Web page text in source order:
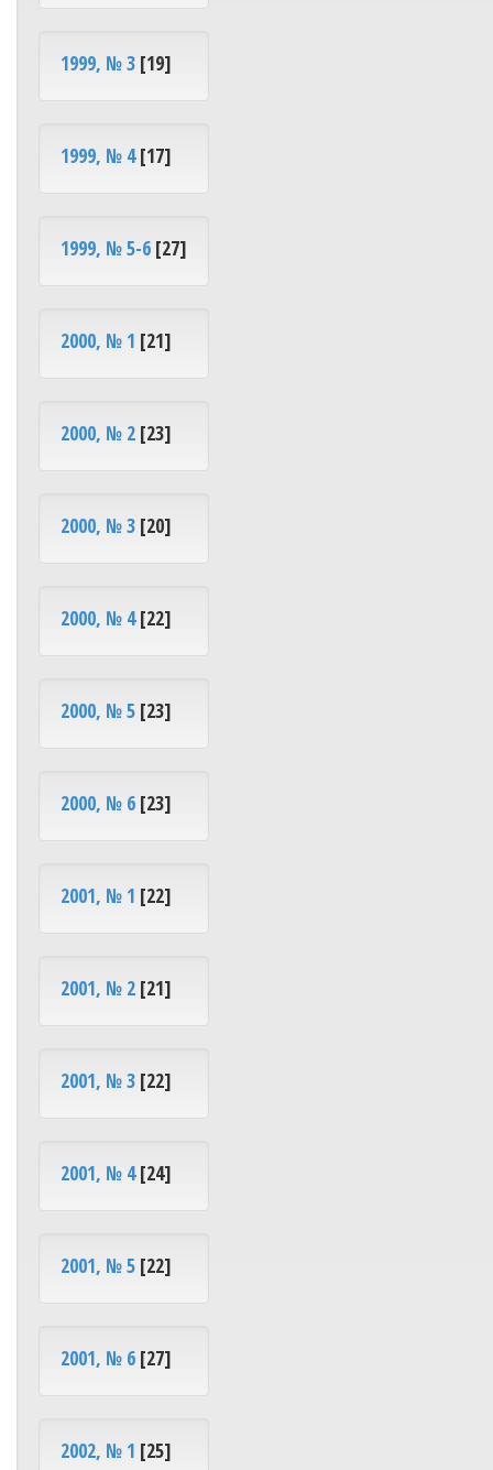
1999, № 3 [19]
1999, № 4[17]
1999, № 5-6 [27]
2000, № 1 [21]
2000, № 2 [23]
2000, № 3 [20]
2000, № 4[22]
2000, № 5 [23]
2000, № 6 [23]
2001, № 1 [22]
2001, № 2 [21]
2001, № 3 [22]
2001, № 4[24]
2001, № 5 [22]
2001, № 6 [27]
2002, № 1 [25]